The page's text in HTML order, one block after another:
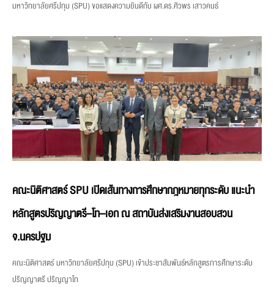
มหาวิทยาลัยศรีปทุม (SPU) ขอแสดงความยินดีกับ ผศ.ดร.ศิวพร เสาวคนธ์
คณะนิติศาสตร์ SPU เปิดเส้นทางการศึกษากฎหมายทุกระดับ แนะนำ
หลักสูตรปริญญาตรี–โท–เอก ณ สถาบันส่งเสริมงานสอบสวน
จ.นครปฐม
คณะนิติศาสตร์ มหาวิทยาลัยศรีปทุม (SPU) เข้าประชาสัมพันธ์หลักสูตรการศึกษาระดับ
ปริญญาตรี ปริญญาโท